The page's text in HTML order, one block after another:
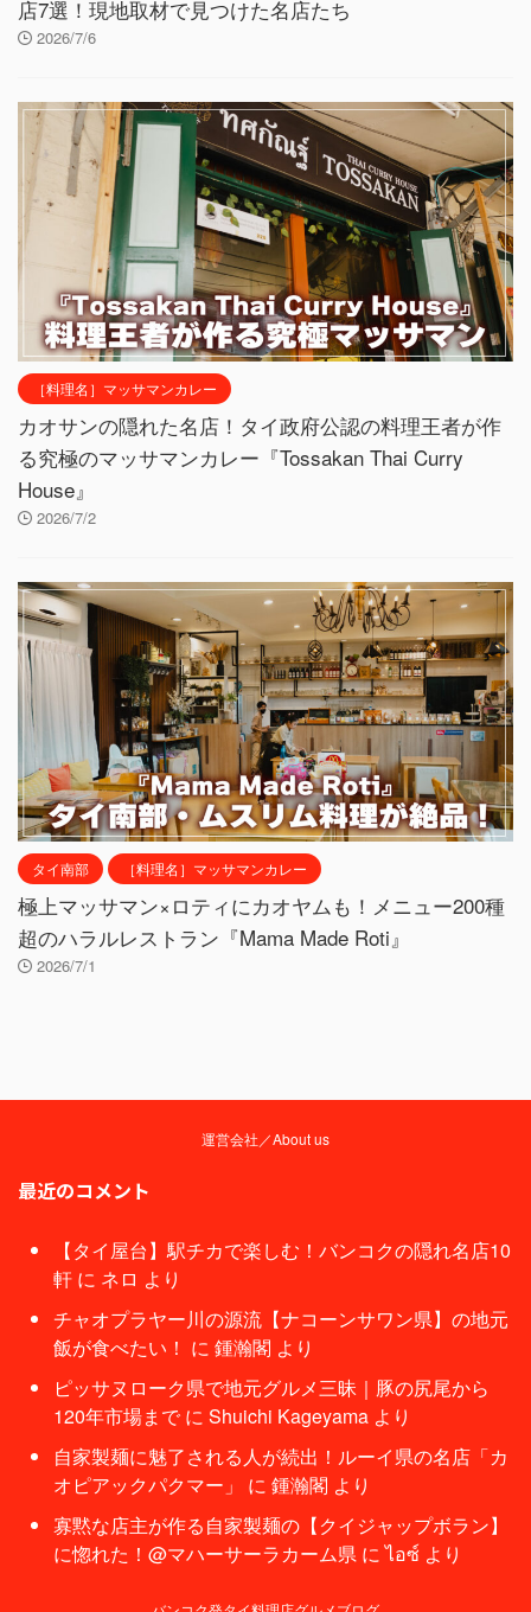
店7選！現地取材で見つけた名店たち
2026/7/6
［料理名］マッサマンカレー
カオサンの隠れた名店！タイ政府公認の料理王者が作
る究極のマッサマンカレー『Tossakan Thai Curry
House』
2026/7/2
タイ南部 ［料理名］マッサマンカレー
極上マッサマン×ロティにカオヤムも！メニュー200種
超のハラルレストラン『Mama Made Roti』
2026/7/1
運営会社／About us
最近のコメント
【タイ屋台】駅チカで楽しむ！バンコクの隠れ名店10
軒 に ネロ より
チャオプラヤー川の源流【ナコーンサワン県】の地元
飯が食べたい！ に 鍾瀚閣 より
ピッサヌローク県で地元グルメ三昧｜豚の尻尾から
120年市場までに Shuichi Kageyama より
自家製麺に魅了される人が続出！ルーイ県の名店「カ
オピアックパクマー」
に 鍾瀚閣 より
寡黙な店主が作る自家製麺の【クイジャップボラン】
に惚れた！@マハーサーラカーム県 にไอซ์ より